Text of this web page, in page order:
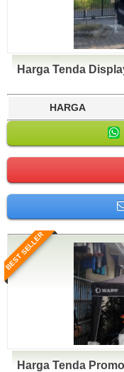
Harga Tenda
HARGA
BEST SELLER
Harga Tenda